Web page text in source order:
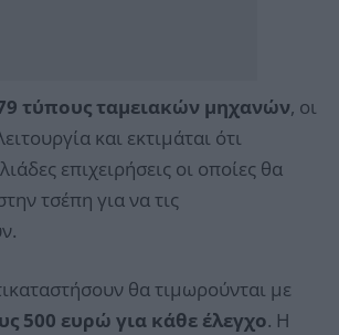
τύπους ταμειακών μηχανών, οι
και εκτιμάται ότι
επιχειρήσεις οι οποίες θα
τσέπη για να τις
θα τιμωρούνται με
500 ευρώ για κάθε έλεγχο. Η